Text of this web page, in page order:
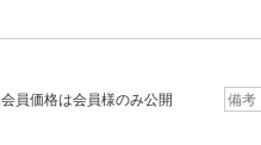
会員価格は会員様のみ公開